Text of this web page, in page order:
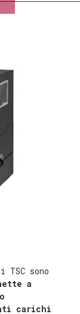
TSC sono
a
carichi